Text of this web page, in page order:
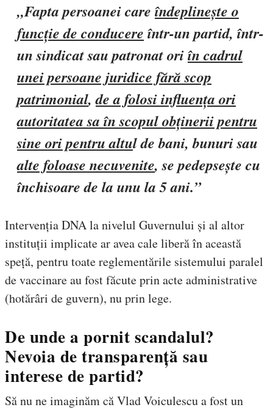
„Fapta persoanei care îndeplinește o
funcție de conducere într-un partid, într-
un sindicat sau patronat oriîn cadrul
unei persoane juridice fără scop
patrimonial,de a folosi influența ori
autoritatea sa în scopul obținerii pentru
sine ori pentru altul de bani, bunuri sau
alte foloase necuvenite, se pedepsește cu
închisoare de la unu la 5 ani.”
Intervenția DNA la nivelul Guvernului și al altor
instituții implicate ar avea cale liberă în această
speță, pentru toate reglementările sistemului paralel
de vaccinare au fost făcute prin acte administrative
(hotărâri de guvern), nu prin lege.
De unde a pornit scandalul?
Nevoia de transparență sau
interese de partid?
Să nu ne imaginăm că Vlad Voiculescu a fost un